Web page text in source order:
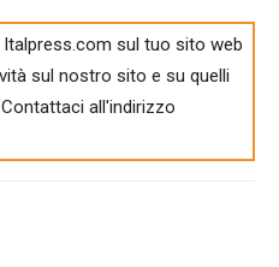
sul tuo sito web
sul nostro sito e su quelli
all'indirizzo